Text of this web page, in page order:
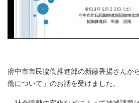
府中市市民協働推進部の新藤香揚さんか
働について」のお話を受けました。